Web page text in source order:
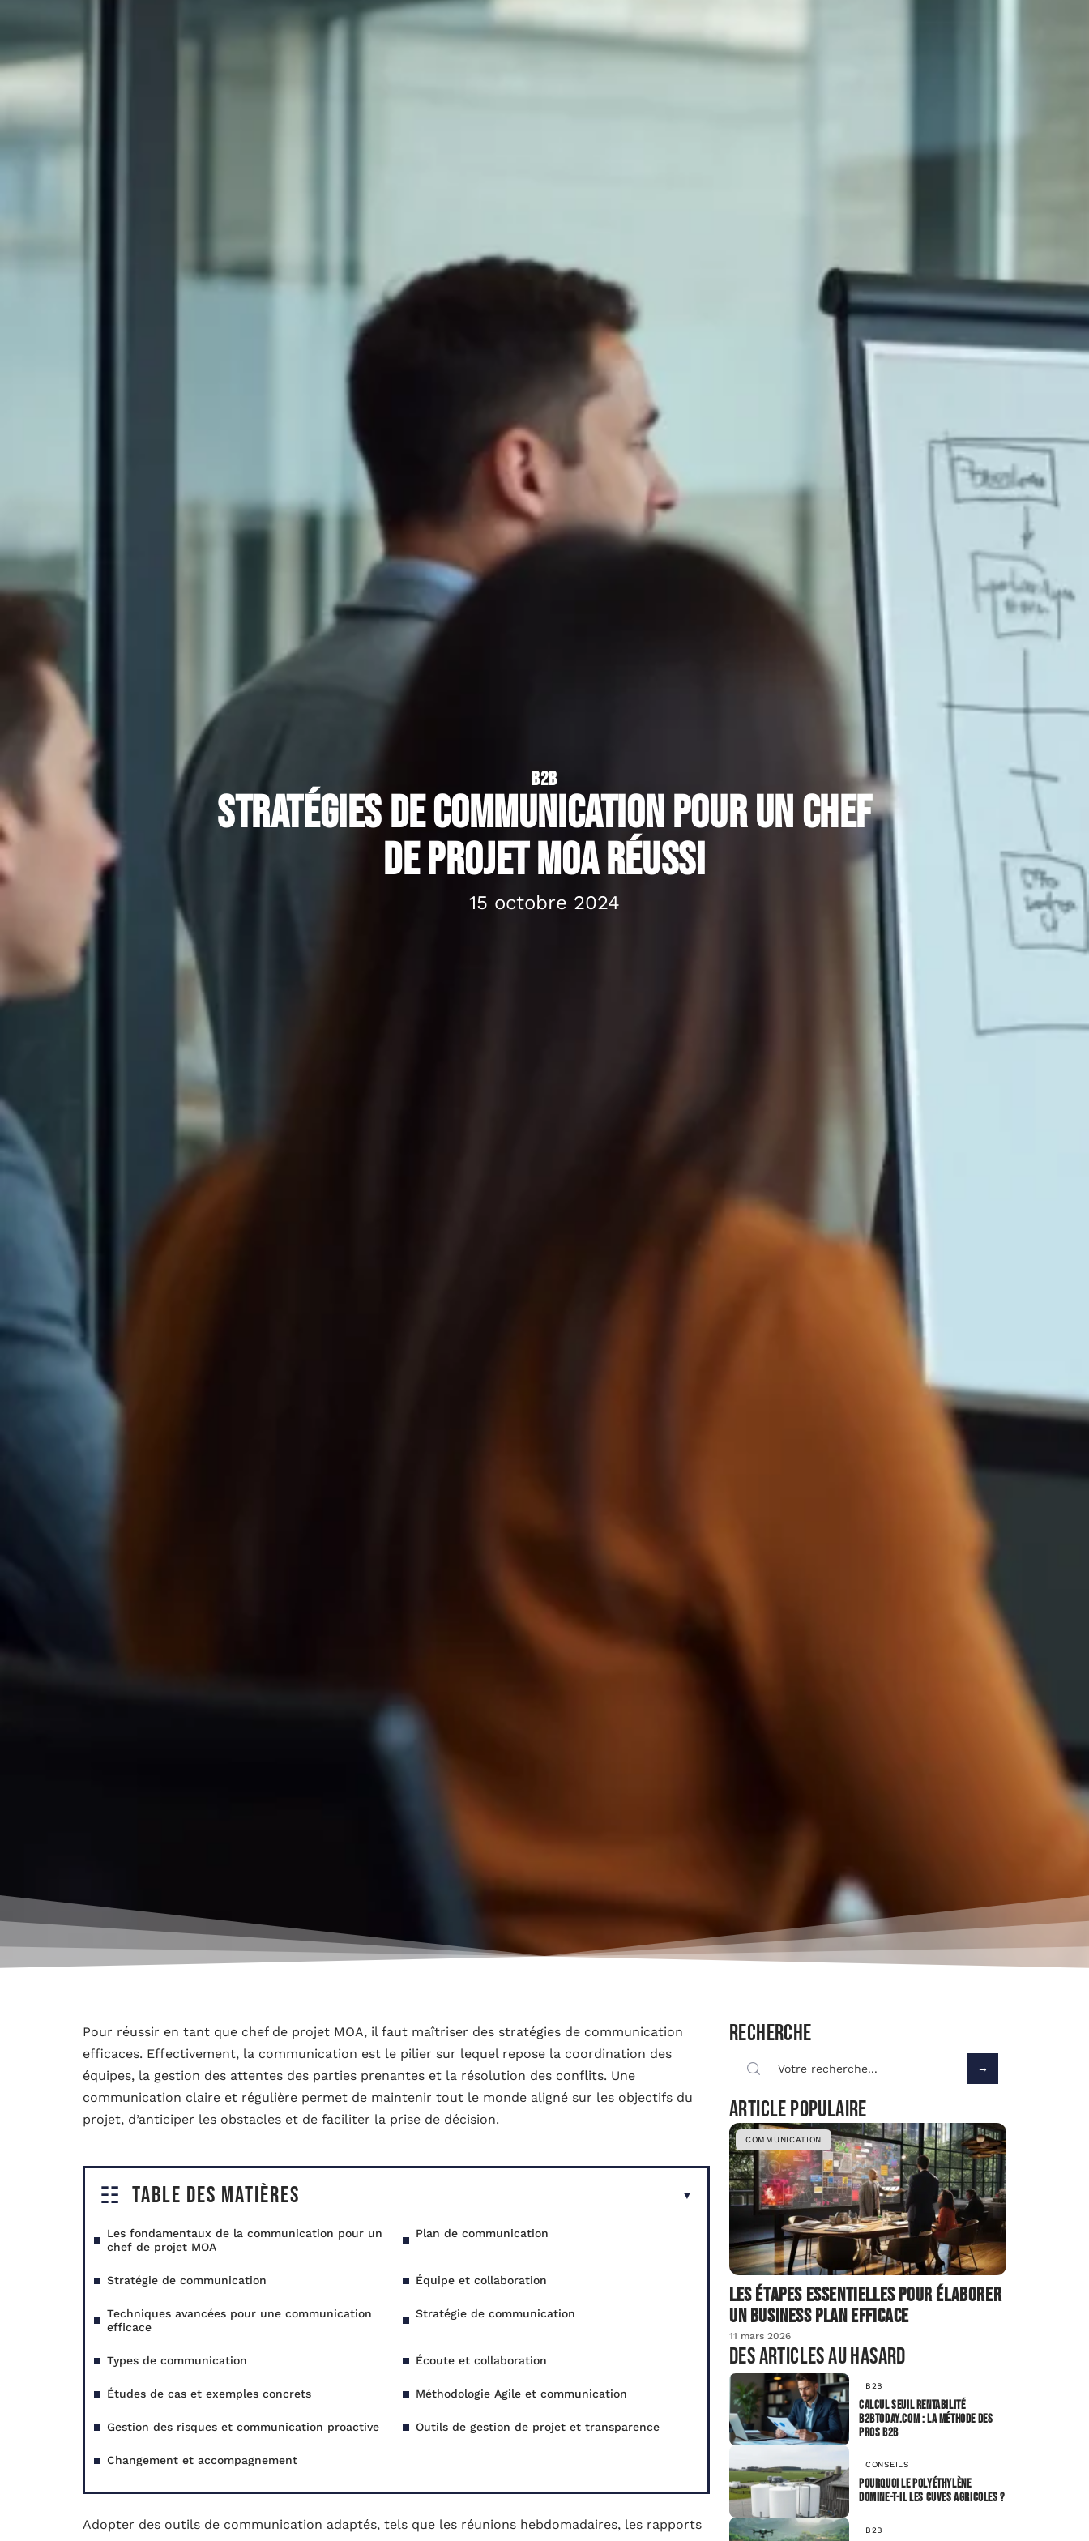
B2B
Stratégies de communication pour un chef
de projet MOA réussi
15 octobre 2024
Pour réussir en tant que chef de projet MOA, il faut maîtriser des stratégies de communication
efficaces. Effectivement, la communication est le pilier sur lequel repose la coordination des
équipes, la gestion des attentes des parties prenantes et la résolution des conflits. Une
communication claire et régulière permet de maintenir tout le monde aligné sur les objectifs du
projet, d’anticiper les obstacles et de faciliter la prise de décision.
Table des matières
Les fondamentaux de la communication pour un
chef de projet MOA
Plan de communication
Stratégie de communication Équipe et collaboration
Techniques avancées pour une communication
efficace
Stratégie de communication
Types de communication Écoute et collaboration
Études de cas et exemples concrets Méthodologie Agile et communication
Gestion des risques et communication proactive Outils de gestion de projet et transparence
Changement et accompagnement
Adopter des outils de communication adaptés, tels que les réunions hebdomadaires, les rapports
Recherche
Article populaire
COMMUNICATION
Les étapes essentielles pour élaborer
un business plan efficace
11 mars 2026
Des articles au hasard
B2B
Calcul seuil rentabilité
b2btoday.com : la méthode des
pros B2B
CONSEILS
Pourquoi le polyéthylène
domine-t-il les cuves agricoles ?
B2B